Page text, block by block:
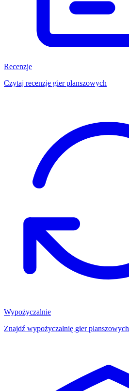
Recenzje
Czytaj recenzje gier planszowych
Wypożyczalnie
Znajdź wypożyczalnię gier planszowych